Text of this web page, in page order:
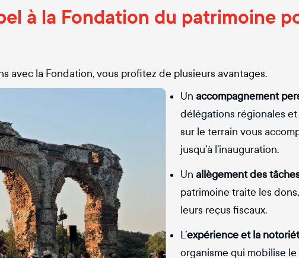
à la Fondation du patrimoine
avec la Fondation, vous profitez de plusieurs avantages.
Un accompagnement
délégations régionales
sur le terrain vous
jusqu’à l’inauguration.
Un allègement des
patrimoine traite les
leurs reçus fiscaux.
L’expérience et la
organisme qui mobilise